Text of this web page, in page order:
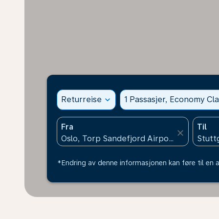
Returreise expand_more 1 Passasjer, Economy
Fra
close
Til
*Endring av denne informasjonen kan føre til en